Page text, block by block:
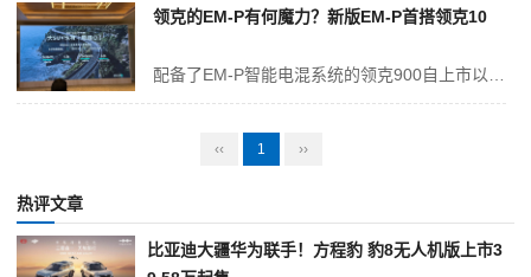
领克的EM-P有何魔力？新版EM-P首搭领克10
‹‹ 1 ››
热评文章
比亚迪大疆华为联手！方程豹 豹8无人机版上市3